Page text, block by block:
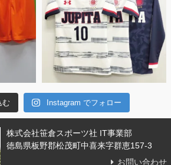
む Instagram でフォロー
株式会社笹倉スポーツ社 IT事業部
徳島県板野郡松茂町中喜来字群恵157-3
お問い合わせ